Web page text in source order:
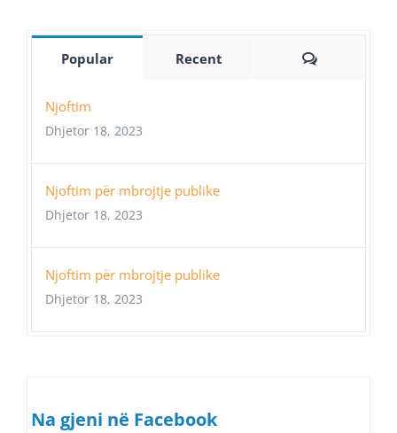
Popular Recent Comments
Njoftim
Dhjetor 18, 2023
Njoftim për mbrojtje publike
Dhjetor 18, 2023
Njoftim për mbrojtje publike
Dhjetor 18, 2023
Na gjeni në Facebook